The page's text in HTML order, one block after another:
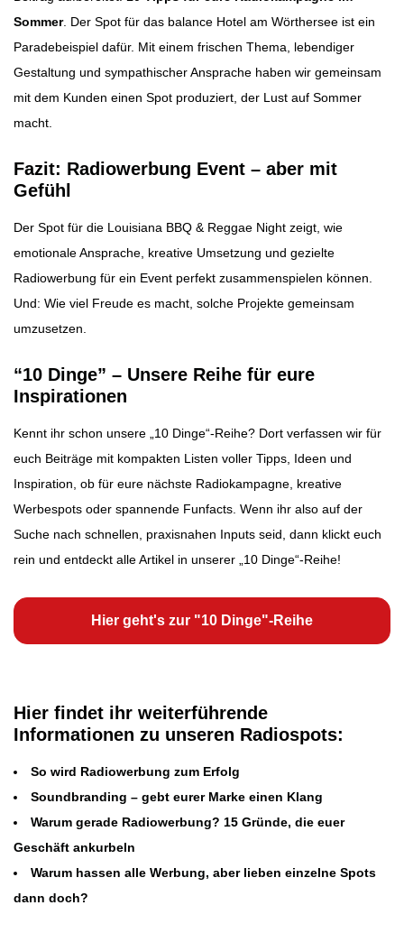
Sommer. Der Spot für das balance Hotel am Wörthersee ist ein
Paradebeispiel dafür. Mit einem frischen Thema, lebendiger
Gestaltung und sympathischer Ansprache haben wir gemeinsam
mit dem Kunden einen Spot produziert, der Lust auf Sommer
macht.
Fazit: Radiowerbung Event – aber mit
Gefühl
Der Spot für die Louisiana BBQ & Reggae Night zeigt, wie
emotionale Ansprache, kreative Umsetzung und gezielte
Radiowerbung für ein Event perfekt zusammenspielen können.
Und: Wie viel Freude es macht, solche Projekte gemeinsam
umzusetzen.
“10 Dinge” – Unsere Reihe für eure
Inspirationen
Kennt ihr schon unsere „10 Dinge“-Reihe? Dort verfassen wir für
euch Beiträge mit kompakten Listen voller Tipps, Ideen und
Inspiration, ob für eure nächste Radiokampagne, kreative
Werbespots oder spannende Funfacts. Wenn ihr also auf der
Suche nach schnellen, praxisnahen Inputs seid, dann klickt euch
rein und entdeckt alle Artikel in unserer „10 Dinge“-Reihe!
Hier geht's zur "10 Dinge"-Reihe
Hier findet ihr weiterführende
Informationen zu unseren Radiospots:
So wird Radiowerbung zum Erfolg
Soundbranding – gebt eurer Marke einen Klang
Warum gerade Radiowerbung? 15 Gründe, die euer
Geschäft ankurbeln
Warum hassen alle Werbung, aber lieben einzelne Spots
dann doch?